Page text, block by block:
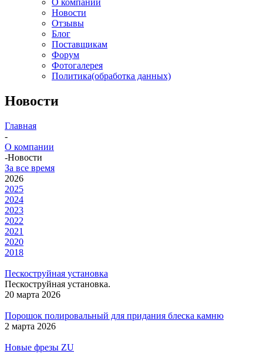
О компании
Новости
Отзывы
Блог
Поставщикам
Форум
Фотогалерея
Политика(обработка данных)
Новости
Главная
-
О компании
-Новости
За все время
2026
2025
2024
2023
2022
2021
2020
2018
Пескоструйная установка
Пескоструйная установка.
20 марта 2026
Порошок полировальный для придания блеска камню
2 марта 2026
Новые фрезы ZU